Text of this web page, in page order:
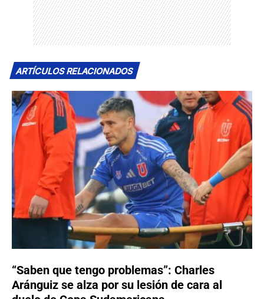
ARTÍCULOS RELACIONADOS
“Saben que tengo problemas”: Charles
Aránguiz se alza por su lesión de cara al